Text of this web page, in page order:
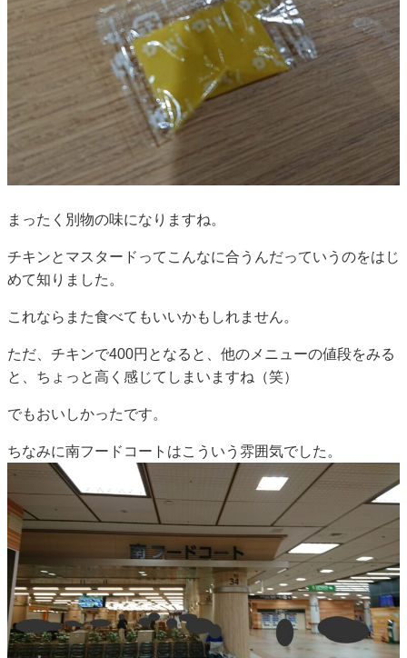
まったく別物の味になりますね。
チキンとマスタードってこんなに合うんだっていうのをはじ
めて知りました。
これならまた食べてもいいかもしれません。
ただ、チキンで400円となると、他のメニューの値段をみる
と、ちょっと高く感じてしまいますね（笑）
でもおいしかったです。
ちなみに南フードコートはこういう雰囲気でした。